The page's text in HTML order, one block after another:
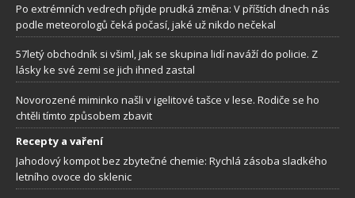
Po extrémních vedrech přijde prudká změna: V příštích dnech nás
podle meteorologů čeká počasí, jaké už nikdo nečekal
57letý obchodník si všiml, jak se skupina lidí naváží do policie. Z
lásky ke své zemi se jich ihned zastal
Novorozené miminko našli v igelitové tašce v lese. Rodiče se ho
chtěli tímto způsobem zbavit
Recepty a vaření
Jahodový kompot bez zbytečné chemie: Rychlá zásoba sladkého
letního ovoce do sklenic